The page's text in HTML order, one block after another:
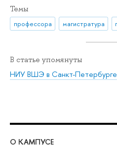
Темы
профессора магистратура
В статье упомянуты
НИУ ВШЭ в Санкт-Петербурге
О КАМПУСЕ